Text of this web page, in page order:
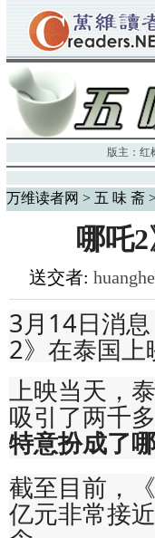
版主： 红
万维读者网 > 五 味 斋
哪吒
送交者:
3月14日消
2》在泰国上
上映当天，
吸引了两千
特意扮成了
截至目前，
亿元非常接